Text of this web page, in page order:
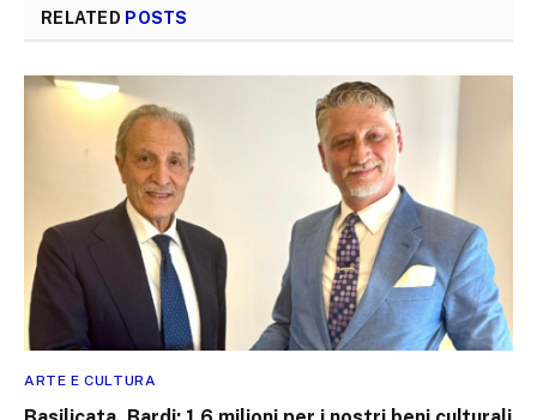
RELATED POSTS
ARTE E CULTURA